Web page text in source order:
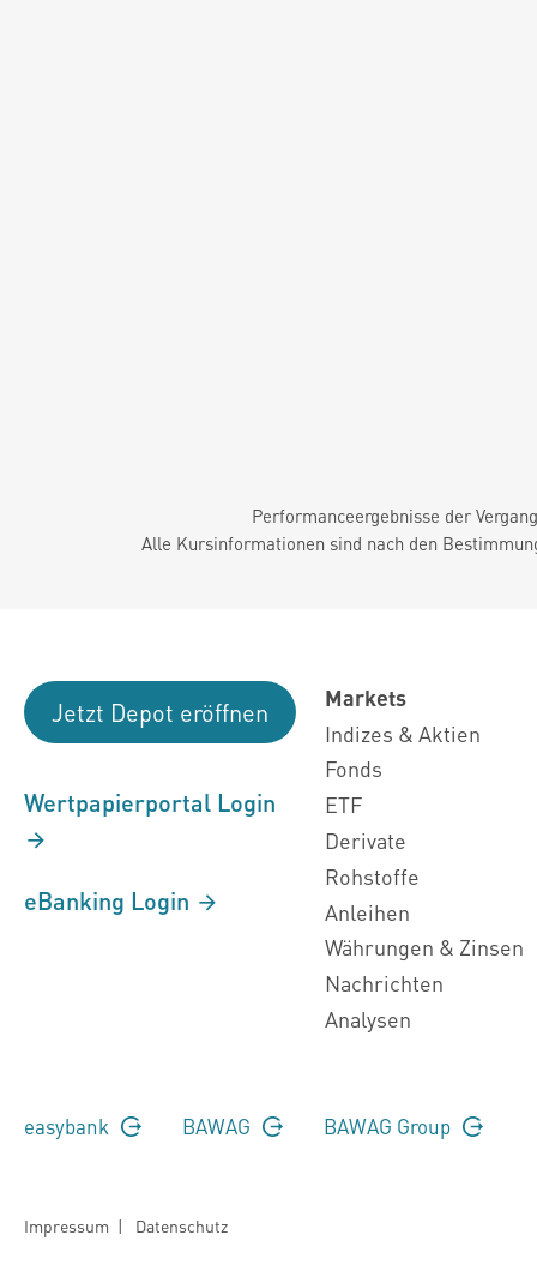
Performanceergebnisse der
Alle Kursinformationen sind nach den
Jetzt Depot eröffnen
Wertpapierportal Login
eBanking Login
Markets
Indizes & Aktien
Fonds
ETF
Derivate
Rohstoffe
Anleihen
Währungen & Zinsen
Nachrichten
Analysen
easybank BAWAG BAWAG Group
Impressum | Datenschutz